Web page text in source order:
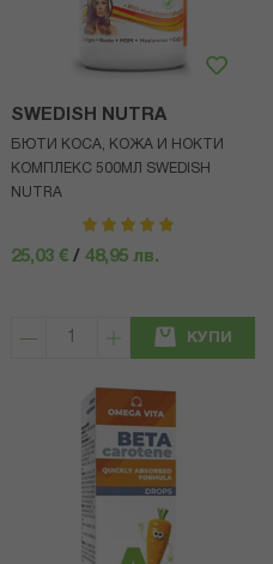
SWEDISH NUTRA
БЮТИ КОСА, КОЖА И НОКТИ
КОМПЛЕКС 500МЛ SWEDISH
NUTRA
рейтинг:
25,03 € / 48,95 лв.
КУПИ